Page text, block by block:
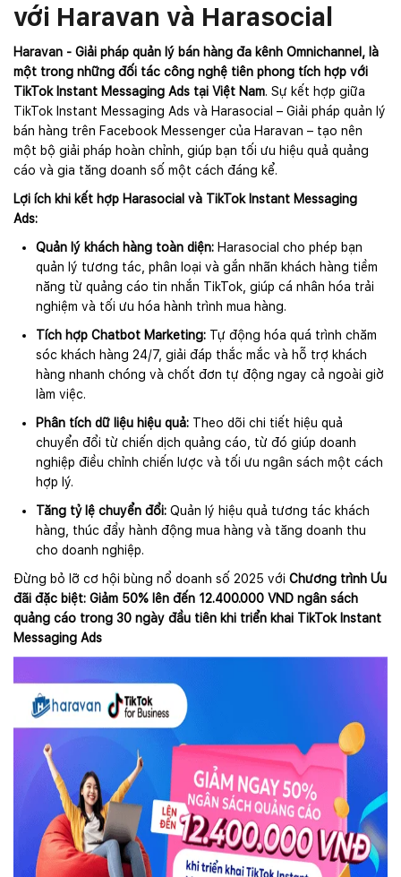
với Haravan và Harasocial
Haravan - Giải pháp quản lý bán hàng đa kênh Omnichannel, là
một trong những đối tác công nghệ tiên phong tích hợp với
TikTok Instant Messaging Ads tại Việt Nam. Sự kết hợp giữa
TikTok Instant Messaging Ads và Harasocial – Giải pháp quản lý
bán hàng trên Facebook Messenger của Haravan – tạo nên
một bộ giải pháp hoàn chỉnh, giúp bạn tối ưu hiệu quả quảng
cáo và gia tăng doanh số một cách đáng kể.
Lợi ích khi kết hợp Harasocial và TikTok Instant Messaging
Ads:
Quản lý khách hàng toàn diện: Harasocial cho phép bạn
quản lý tương tác, phân loại và gắn nhãn khách hàng tiềm
năng từ quảng cáo tin nhắn TikTok, giúp cá nhân hóa trải
nghiệm và tối ưu hóa hành trình mua hàng.
Tích hợp Chatbot Marketing: Tự động hóa quá trình chăm
sóc khách hàng 24/7, giải đáp thắc mắc và hỗ trợ khách
hàng nhanh chóng và chốt đơn tự động ngay cả ngoài giờ
làm việc.
Phân tích dữ liệu hiệu quả: Theo dõi chi tiết hiệu quả
chuyển đổi từ chiến dịch quảng cáo, từ đó giúp doanh
nghiệp điều chỉnh chiến lược và tối ưu ngân sách một cách
hợp lý.
Tăng tỷ lệ chuyển đổi: Quản lý hiệu quả tương tác khách
hàng, thúc đẩy hành động mua hàng và tăng doanh thu
cho doanh nghiệp.
Đừng bỏ lỡ cơ hội bùng nổ doanh số 2025 với Chương trình Ưu
đãi đặc biệt: Giảm 50% lên đến 12.400.000 VND ngân sách
quảng cáo trong 30 ngày đầu tiên khi triển khai TikTok Instant
Messaging Ads